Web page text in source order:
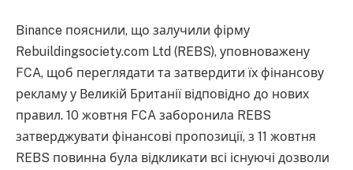
Binance пояснили, що залучили фірму
Rebuildingsociety.com Ltd (REBS), уповноважену
FCA, щоб переглядати та затвердити їх фінансову
рекламу у Великій Британії відповідно до нових
правил. 10 жовтня FCA заборонила REBS
затверджувати фінансові пропозиції, з 11 жовтня
REBS повинна була відкликати всі існуючі дозволи